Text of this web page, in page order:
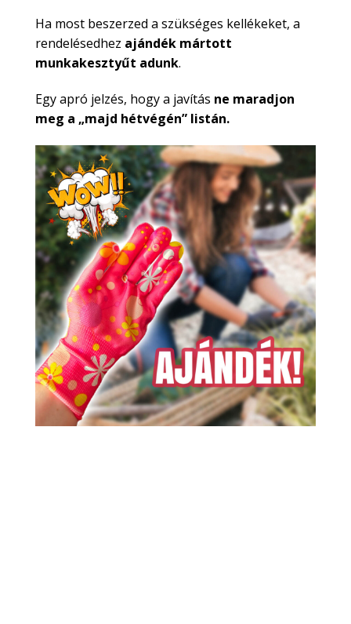
Ha most beszerzed a szükséges kellékeket, a
rendelésedhez ajándék mártott
munkakesztyűt adunk.
Egy apró jelzés, hogy a javítás ne maradjon
meg a „majd hétvégén” listán.